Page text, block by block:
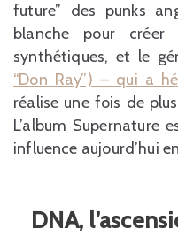
future” des punks
blanche pour créer
synthétiques, et le
“Don Ray”) – qui a
réalise une fois de
L’album Supernature
influence aujourd’hui
DNA,